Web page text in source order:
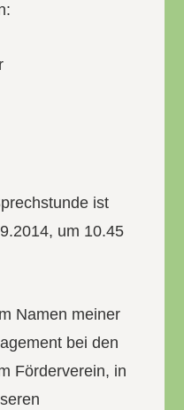
ist
um 10.45
Namen meiner
bei den
Förderverein, in